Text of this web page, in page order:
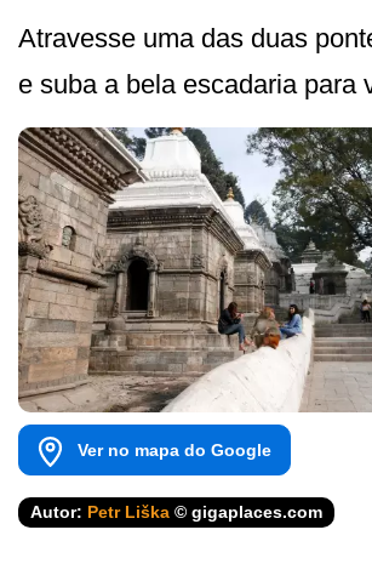
Atravesse uma das duas
e suba a bela escadaria para
Ver no mapa do Google
Autor: Petr Liška © gigaplaces.com